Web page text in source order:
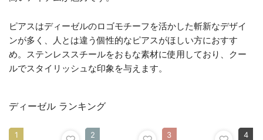
ピアスはディーゼルのロゴモチーフを活かした斬新なデザイ
ンが多く、人とは違う個性的なピアスがほしい方におすす
め。ステンレススチールをおもな素材に使用しており、クー
ルでスタイリッシュな印象を与えます。
ディーゼル ランキング
1 2 3 4